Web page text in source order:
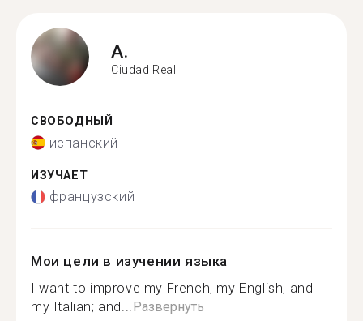
A.
Ciudad Real
СВОБОДНЫЙ
испанский
ИЗУЧАЕТ
французский
Мои цели в изучении языка
I want to improve my French, my English, and
my Italian; and...Развернуть